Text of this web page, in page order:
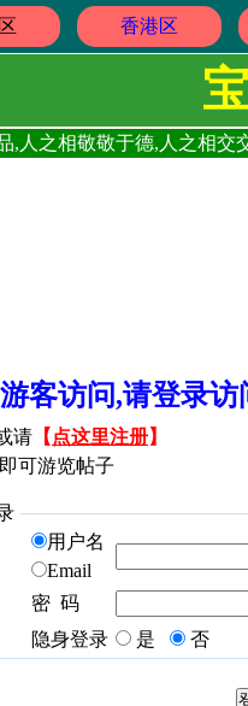
香港区
,人之相敬敬于德,人之相
游客访问,请登录
请 【 点这里注册】
可游览帖子
用户名
Email
密 码
隐身登录
是 否